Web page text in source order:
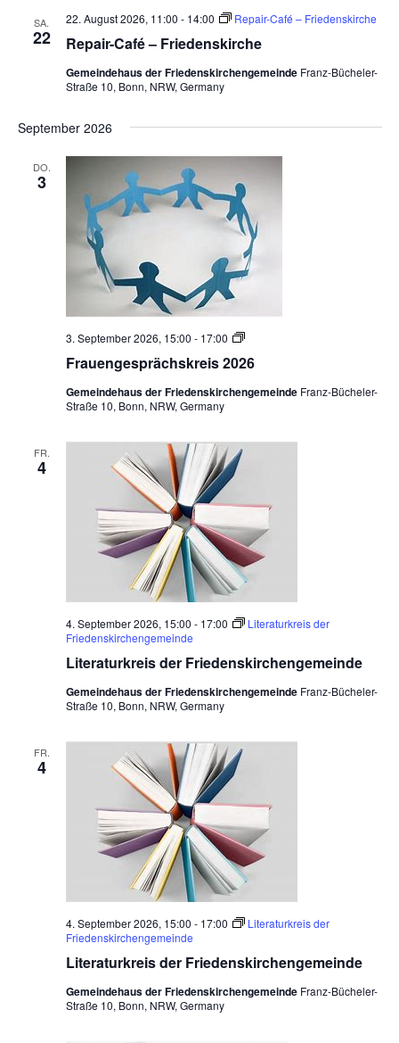
SA.
22 Repair-Café – Friedenskirche
22. August 2026, 11:00 - 14:00 Repair-Café – Friedenskirche
Gemeindehaus der Friedenskirchengemeinde Franz-Bücheler-
Straße 10, Bonn, NRW, Germany
September 2026
DO.
3
Frauengesprächskreis 2026
3. September 2026, 15:00 - 17:00
F
a
e
c
s
k
r
e
2
6
Gemeindehaus der Friedenskirchengemeinde Franz-Bücheler-
Straße 10, Bonn, NRW, Germany
FR.
4
Literaturkreis der Friedenskirchengemeinde
4. September 2026, 15:00 - 17:00
Literaturkreis der
Friedenskirchengemeinde
Gemeindehaus der Friedenskirchengemeinde Franz-Bücheler-
Straße 10, Bonn, NRW, Germany
FR.
4
Literaturkreis der Friedenskirchengemeinde
4. September 2026, 15:00 - 17:00
Literaturkreis der
Friedenskirchengemeinde
Gemeindehaus der Friedenskirchengemeinde Franz-Bücheler-
Straße 10, Bonn, NRW, Germany